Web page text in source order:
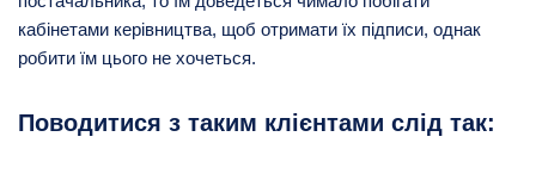
кабінетами керівництва, щоб отримати їх підписи, однак
робити їм цього не хочеться.
Поводитися з таким клієнтами слід так: